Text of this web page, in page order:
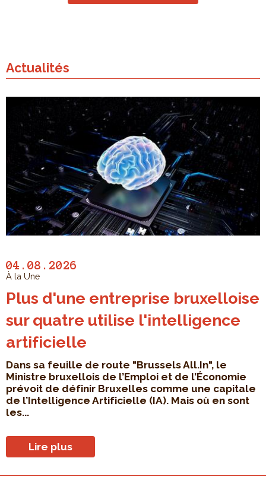
Actualités
04.08.2026
À la Une
Plus d'une entreprise bruxelloise
sur quatre utilise l'intelligence
artificielle
Dans sa feuille de route "Brussels All.In", le
Ministre bruxellois de l’Emploi et de l’Économie
prévoit de définir Bruxelles comme une capitale
de l’Intelligence Artificielle (IA). Mais où en sont
les...
Lire plus